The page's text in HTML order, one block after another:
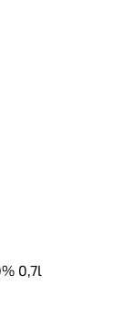
0,7l